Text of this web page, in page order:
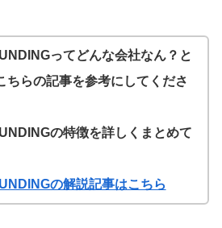
ってどんな会社なん？と
ちらの記事を参考にしてくださ
の特徴を詳しくまとめて
の解説記事はこちら